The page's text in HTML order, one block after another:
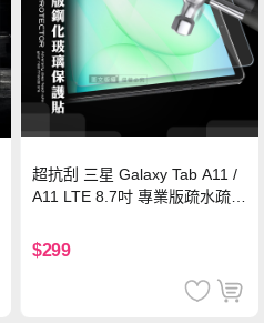
超抗刮 三星 Galaxy Tab A11 /
A11 LTE 8.7吋 專業版疏水疏油
$299